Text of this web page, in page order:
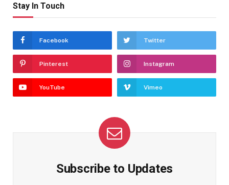
Stay In Touch
Facebook Twitter
Pinterest Instagram
YouTube Vimeo
Subscribe to Updates